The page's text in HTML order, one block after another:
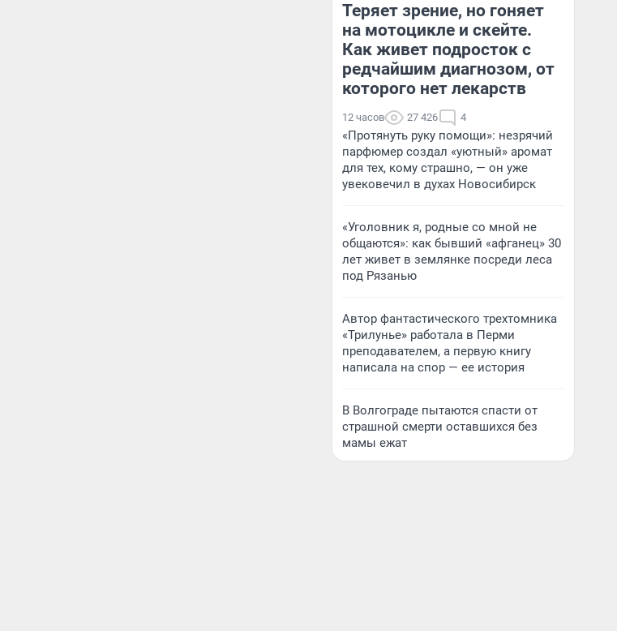
Теряет зрение, но гоняет
на мотоцикле и скейте.
Как живет подросток с
редчайшим диагнозом, от
которого нет лекарств
12 часов 27 426 4
«Протянуть руку помощи»: незрячий
парфюмер создал «уютный» аромат
для тех, кому страшно, — он уже
увековечил в духах Новосибирск
«Уголовник я, родные со мной не
общаются»: как бывший «афганец» 30
лет живет в землянке посреди леса
под Рязанью
Автор фантастического трехтомника
«Трилунье» работала в Перми
преподавателем, а первую книгу
написала на спор — ее история
В Волгограде пытаются спасти от
страшной смерти оставшихся без
мамы ежат